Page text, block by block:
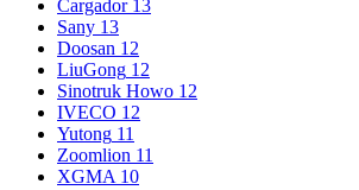
Cargador 13
Sany 13
Doosan 12
LiuGong 12
Sinotruk Howo 12
IVECO 12
Yutong 11
Zoomlion 11
XGMA 10